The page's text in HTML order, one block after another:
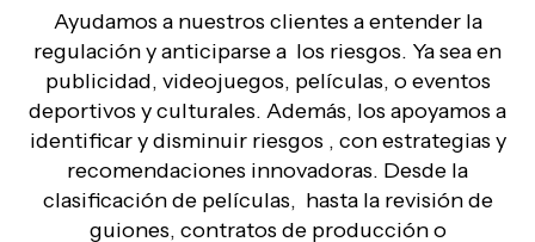
Ayudamos a nuestros clientes a entender la
regulación y anticiparse a los riesgos. Ya sea en
publicidad, videojuegos, películas, o eventos
deportivos y culturales. Además, los apoyamos a
identificar y disminuir riesgos , con estrategias y
recomendaciones innovadoras. Desde la
clasificación de películas, hasta la revisión de
guiones, contratos de producción o